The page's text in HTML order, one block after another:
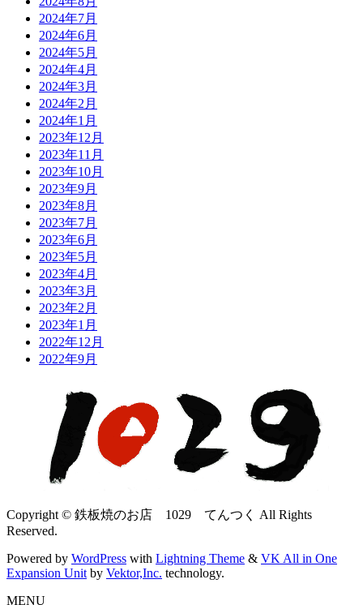
2024年7月
2024年6月
2024年5月
2024年4月
2024年3月
2024年2月
2024年1月
2023年12月
2023年11月
2023年10月
2023年9月
2023年8月
2023年7月
2023年6月
2023年5月
2023年4月
2023年3月
2023年2月
2023年1月
2022年12月
2022年9月
Copyright © 鉄板焼のお店 1029 てんつく All Rights
Reserved.
Powered by WordPress with Lightning Theme & VK All in One
Expansion Unit by Vektor,Inc. technology.
MENU